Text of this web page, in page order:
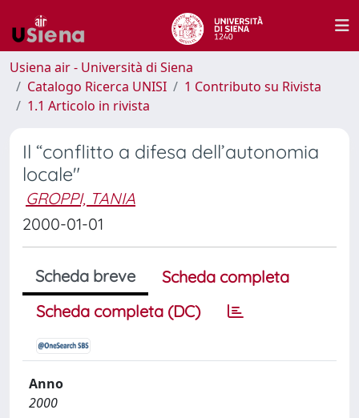
Usiena air - Università di Siena
Catalogo Ricerca UNISI
1 Contributo su Rivista
1.1 Articolo in rivista
Il “conflitto a difesa dell’autonomia
locale"
GROPPI, TANIA
2000-01-01
Scheda breve
Scheda completa
Scheda completa (DC)
Anno
2000